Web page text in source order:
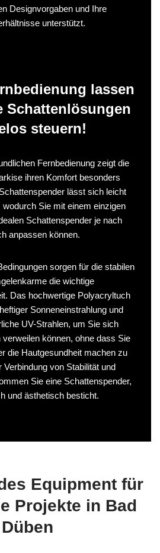
Designvorgaben und Ihre
unterstützt.
lassen
Schattenlösungen
steuern!
Fernbedienung zeigt die
ihren Komfort besonders
lässt sich leicht
Sie mit einem einzigen
Schattenspender je nach
anpassen können.
sorgen für die stabilen
die wichtige
Das hochwertige Polyacryltuch
Sonneneinstrahlung und
UV-Strahlen, um Sie sich
können, ohne dass Sie
die Hautgesundheit machen zu
Verbindung von Stabilität und
Sie eine Schattenspender,
und ästhetisch besticht.
Equipment für
Projekte in Bad
Düben